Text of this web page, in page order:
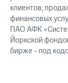
клиентов,
финансовых
ПАО АФК
Йоркской
бирже - под